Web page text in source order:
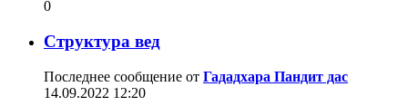
0
Структура вед
Последнее сообщение от Гададхара Пандит дас
14.09.2022 12:20